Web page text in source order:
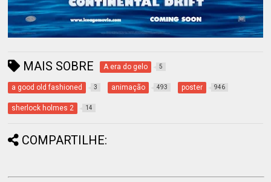
MAIS SOBRE A era do gelo 5
a good old fashioned 3 animação 493 poster 946
sherlock holmes 2 14
COMPARTILHE: